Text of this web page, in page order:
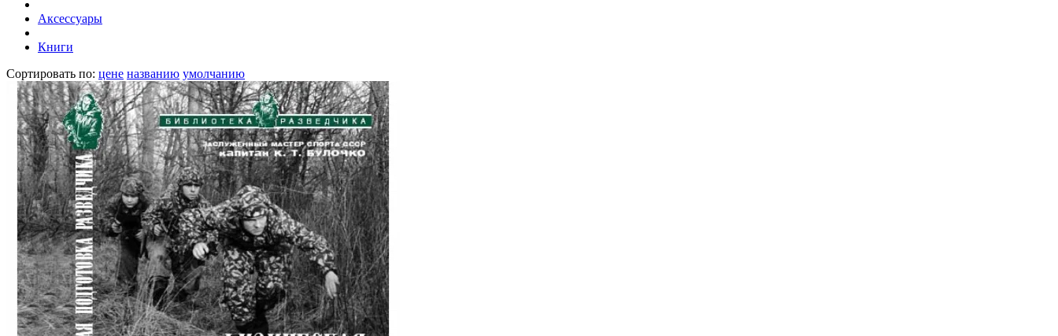
Аксессуары
Книги
Сортировать по: цене названию умолчанию